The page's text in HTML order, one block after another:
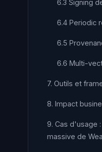
6.3 Signing
6.4 Periodic
6.5
6.6 Multi-
7. Outils et
8. Impact
9. Cas d'usage
massive de